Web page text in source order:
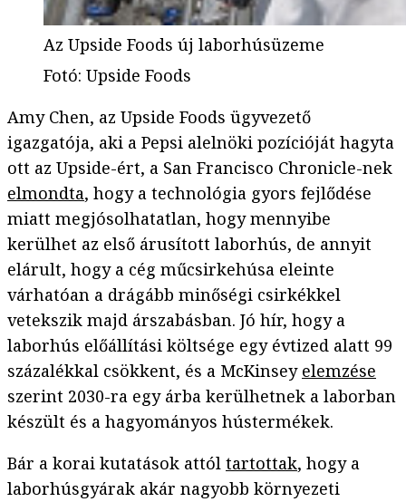
Az Upside Foods új laborhúsüzeme
Fotó: Upside Foods
Amy Chen, az Upside Foods ügyvezető
igazgatója, aki a Pepsi alelnöki pozícióját hagyta
ott az Upside-ért, a San Francisco Chronicle-nek
elmondta, hogy a technológia gyors fejlődése
miatt megjósolhatatlan, hogy mennyibe
kerülhet az első árusított laborhús, de annyit
elárult, hogy a cég műcsirkehúsa eleinte
várhatóan a drágább minőségi csirkékkel
vetekszik majd árszabásban. Jó hír, hogy a
laborhús előállítási költsége egy évtized alatt 99
százalékkal csökkent, és a McKinsey elemzése
szerint 2030-ra egy árba kerülhetnek a laborban
készült és a hagyományos hústermékek.
Bár a korai kutatások attól tartottak, hogy a
laborhúsgyárak akár nagyobb környezeti